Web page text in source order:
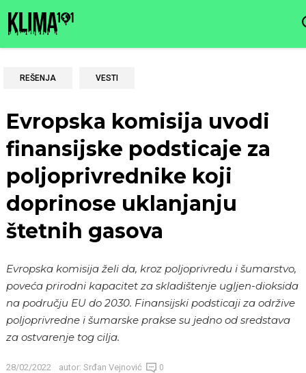
REŠENJA VESTI
Evropska komisija uvodi
finansijske podsticaje za
poljoprivrednike koji
doprinose uklanjanju
štetnih gasova
Evropska komisija želi da, kroz poljoprivredu i šumarstvo,
poveća prirodni kapacitet za skladištenje ugljen-dioksida
na području EU do 2030. Finansijski podsticaji za održive
poljoprivredne i šumarske prakse su jedno od sredstava
za ostvarenje tog cilja.
28/02/2022 autor: Srđan Vejnović 0